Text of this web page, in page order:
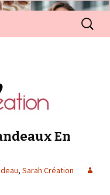
En
, Sarah Création